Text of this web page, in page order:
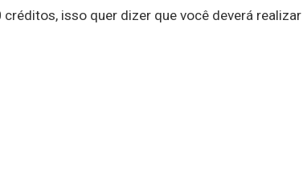
isso quer dizer que você deverá realizar